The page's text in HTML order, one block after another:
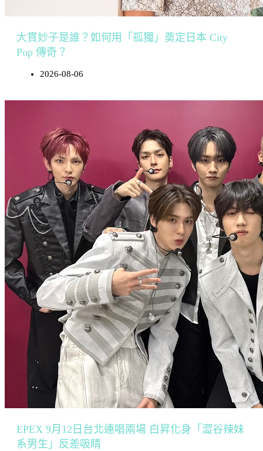
大貫妙子是誰？如何用「孤獨」奠定日本 City
Pop 傳奇？
2026-08-06
EPEX 9月12日台北連唱兩場 白昇化身「澀谷辣妹
系男生」反差吸睛